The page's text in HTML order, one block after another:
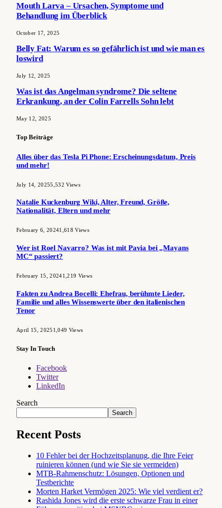
Mouth Larva – Ursachen, Symptome und
Behandlung im Überblick
October 17, 2025
Belly Fat: Warum es so gefährlich ist und wie man es
loswird
July 12, 2025
Was ist das Angelman syndrome? Die seltene
Erkrankung, an der Colin Farrells Sohn lebt
May 12, 2025
Top Beiträge
Alles über das Tesla Pi Phone: Erscheinungsdatum, Preis
und mehr!
July 14, 20255,532Views
Natalie Kuckenburg Wiki, Alter, Freund, Größe,
Nationalität, Eltern und mehr
February 6, 20241,618Views
Wer ist Roel Navarro? Was ist mit Pavia bei „Mayans
MC“ passiert?
February 15, 20241,219 Views
Fakten zu Andrea Bocelli: Ehefrau, berühmte Lieder,
Familie und alles Wissenswerte über den italienischen
Tenor
April 15, 2025 1,049 Views
Stay In Touch
Facebook
Twitter
LinkedIn
Search
Search
Recent Posts
10 Fehler bei der Hochzeitsplanung, die Ihre Feier
ruinieren können (und wie Sie sie vermeiden)
MTB-Rahmenschutz: Lösungen, Optionen und
Testberichte
Morten Harket Vermögen 2025: Wie viel verdient er?
Rashida Jones wird die erste schwarze Frau in einer